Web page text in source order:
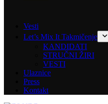
Vesti
Let’s Mix It Takmičenje
KANDIDATI
STRUČNI ŽIRI
VESTI
Ulaznice
Press
Kontakt